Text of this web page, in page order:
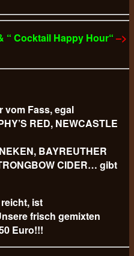
“ Cocktail Happy Hour“–>
vom Fass, egal
RED, NEWCASTLE
BAYREUTHER
CIDER… gibt
ist
frisch gemixten
Euro!!!